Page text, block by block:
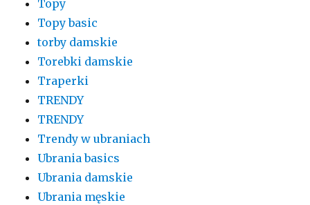
Topy
Topy basic
torby damskie
Torebki damskie
Traperki
TRENDY
TRENDY
Trendy w ubraniach
Ubrania basics
Ubrania damskie
Ubrania męskie